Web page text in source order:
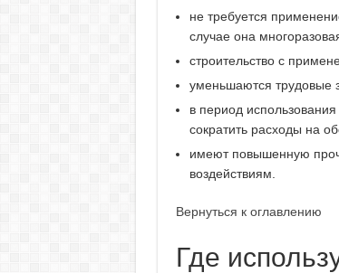
не требуется
случае она
строительство с
уменьшаются трудовые
в период
сократить расходы на
имеют повышенную
воздействиям.
Вернуться к оглавлению
Где